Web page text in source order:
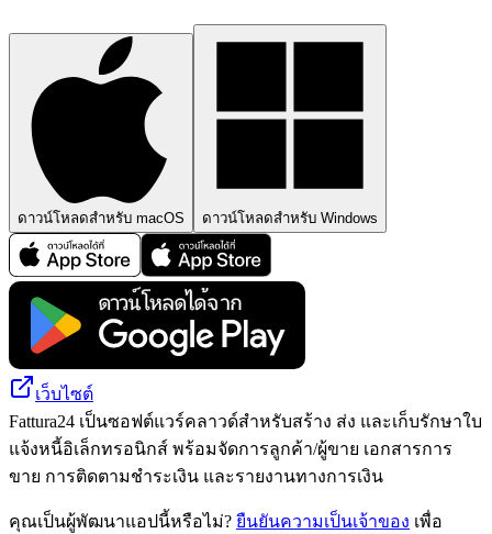
ดาวน์โหลดสำหรับ macOS ดาวน์โหลดสำหรับ Windows
เว็บไซต์
Fattura24 เป็นซอฟต์แวร์คลาวด์สำหรับสร้าง ส่ง และเก็บรักษาใบ
แจ้งหนี้อิเล็กทรอนิกส์ พร้อมจัดการลูกค้า/ผู้ขาย เอกสารการ
ขาย การติดตามชำระเงิน และรายงานทางการเงิน
คุณเป็นผู้พัฒนาแอปนี้หรือไม่? ยืนยันความเป็นเจ้าของ เพื่อ